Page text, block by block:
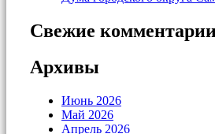
Свежие
Архивы
Июнь 2026
Май 2026
Апрель 2026